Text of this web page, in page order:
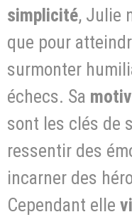
simplicité, Julie
que pour
surmonter
échecs. Sa
sont les clés de
ressentir des
incarner des
Cependant elle